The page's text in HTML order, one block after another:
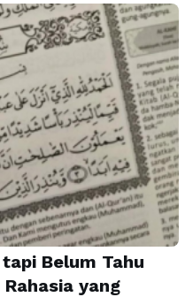
Belum Tahu
yang